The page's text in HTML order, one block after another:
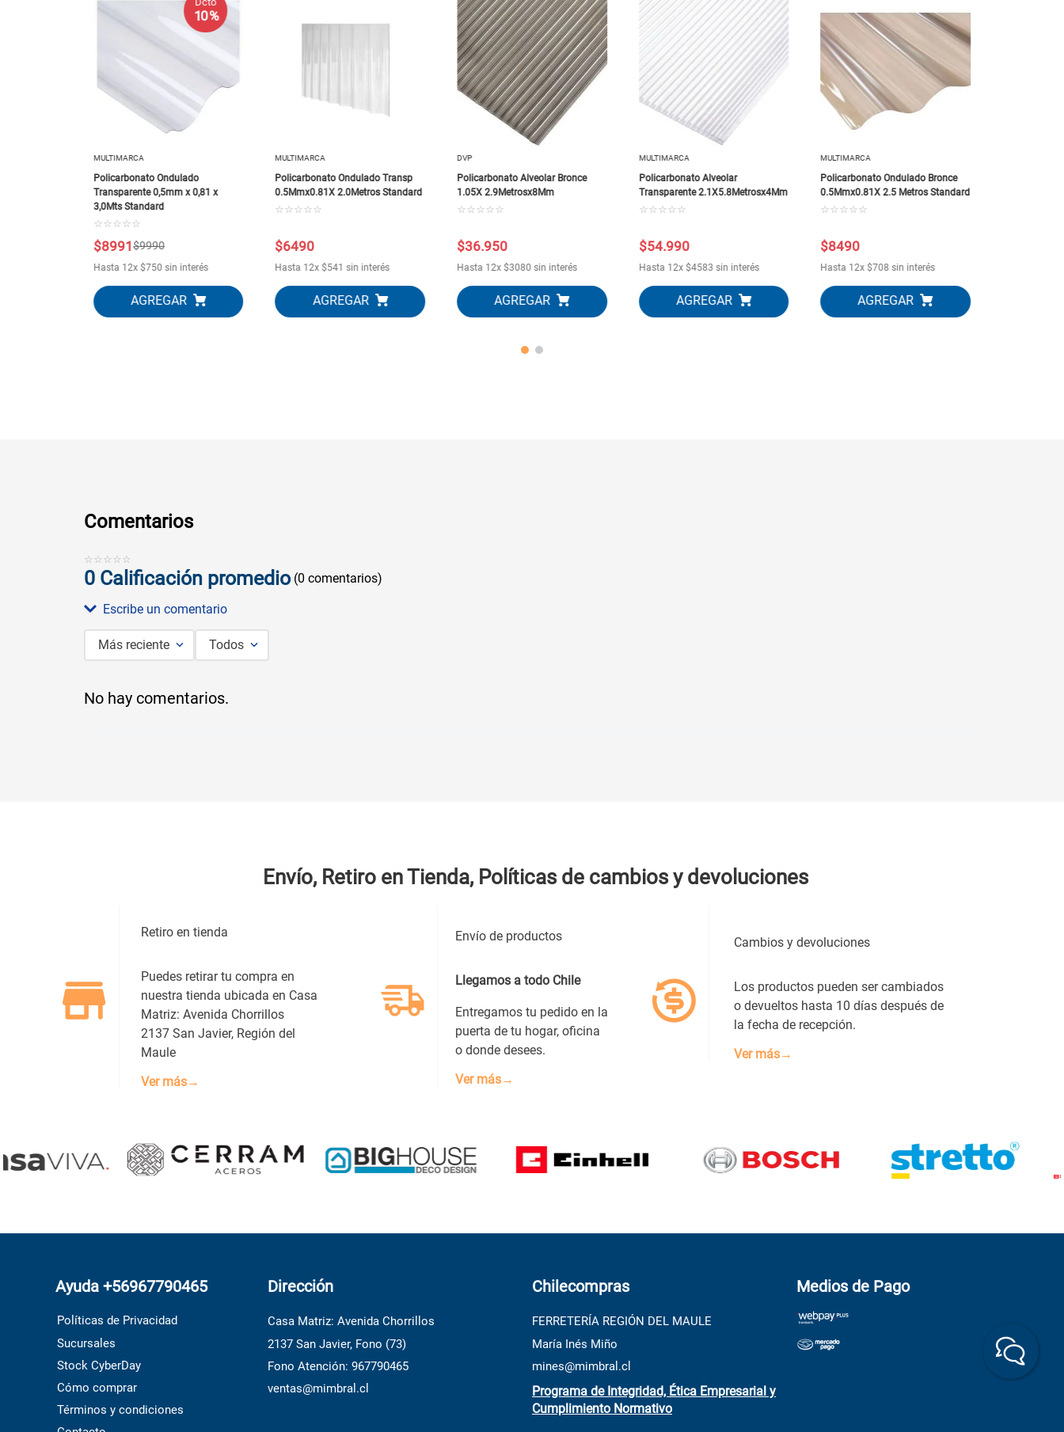
10 %
MULTIMARCA
Policarbonato Ondulado
Transparente 0,5mm x 0,81 x
3,0Mts Standard
☆☆☆☆☆
$9990
$8991
Hasta 12x $750 sin interés
MULTIMARCA
Policarbonato Ondulado Transp
0.5Mmx0.81X 2.0Metros Standard
☆☆☆☆☆
$6490
Hasta 12x $541 sin interés
DVP
Policarbonato Alveolar Bronce
1.05X 2.9Metrosx8Mm
☆☆☆☆☆
$36.950
Hasta 12x $3080 sin interés
MULTIMARCA
Policarbonato Alveolar
Transparente 2.1X5.8Metrosx4Mm
☆☆☆☆☆
$54.990
Hasta 12x $4583sin interés
MULTIMARCA
Policarbonato Ondulado Bronce
0.5Mmx0.81X 2.5 Metros Standard
☆☆☆☆☆
$8490
Hasta 12x $708 sin interés
Comentarios
☆ ☆ ☆ ☆ ☆
0 Calificación promedio (0 comentarios)
Escribe un comentario
Título
Más reciente Todos
No hay comentarios.
Envío, Retiro en Tienda, Políticas de cambios y devoluciones
Retiro en tienda
Puedes retirar tu compra en
nuestra tienda ubicada en Casa
Matriz: Avenida Chorrillos
2137 San Javier, Región del
Maule
Ver más→
Envío de productos
Llegamos a todo Chile
Entregamos tu pedido en la
puerta de tu hogar, oficina
o donde desees.
Ver más→
Cambios y devoluciones
Los productos pueden ser cambiados
o devueltos hasta 10 días después de
la fecha de recepción.
Ver más→
Ayuda +56967790465
Políticas de Privacidad
Sucursales
Stock CyberDay
Cómo comprar
Términos y condiciones
Dirección
Casa Matriz: Avenida Chorrillos
2137 San Javier, Fono (73)
Fono Atención: 967790465
ventas@mimbral.cl
Chilecompras
FERRETERÍA REGIÓN DEL MAULE
María Inés Miño
mines@mimbral.cl
Programa de Integridad, Ética Empresarial y
Cumplimiento Normativo
Medios de Pago